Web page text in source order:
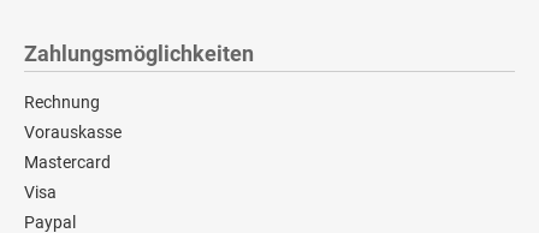
Zahlungsmöglichkeiten
Rechnung
Vorauskasse
Mastercard
Visa
Paypal